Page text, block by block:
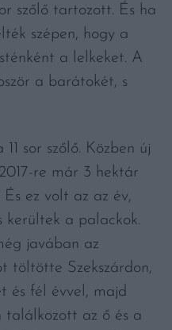
szőlő tartozott. És ha
szépen, hogy a
a lelkeket. A
a barátokét, s
sor szőlő. Közben új
re már 3 hektár
ez volt az az év,
kerültek a palackok.
javában az
töltötte Szekszárdon,
és fél évvel, majd
az ő és a